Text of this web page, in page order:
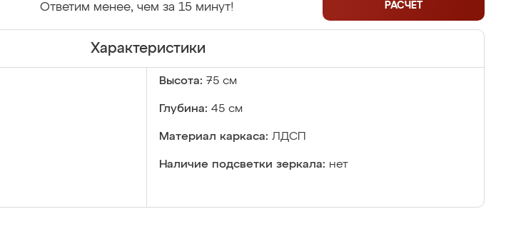
Ответим менее, чем за 15 минут!
РАСЧЁТ
Характеристики
Высота: 75 см
Глубина: 45 см
Материал каркаса: ЛДСП
Наличие подсветки зеркала: нет